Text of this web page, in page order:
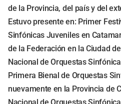
de la Provincia, del país y del
Estuvo presente en: Primer
Sinfónicas Juveniles en
de la Federación en la Ciudad
Nacional de Orquestas
Primera Bienal de Orquestas
nuevamente en la Provincia de